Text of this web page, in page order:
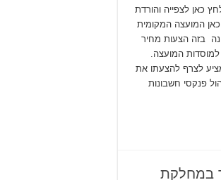
כאן לצפייה והורדת
המועצה המקומית
בזה הצעות מחיר
המועצה.
לצרף להצעתו את
פנקסי חשבונות
במחלקת